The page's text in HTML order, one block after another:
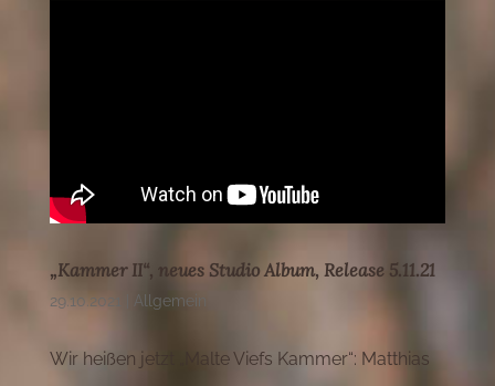
„Kammer II“, neues Studio Album, Release 5.11.21
29.10.2021 Allgemein
Wir heißen jetzt „Malte Viefs Kammer“: Matthias